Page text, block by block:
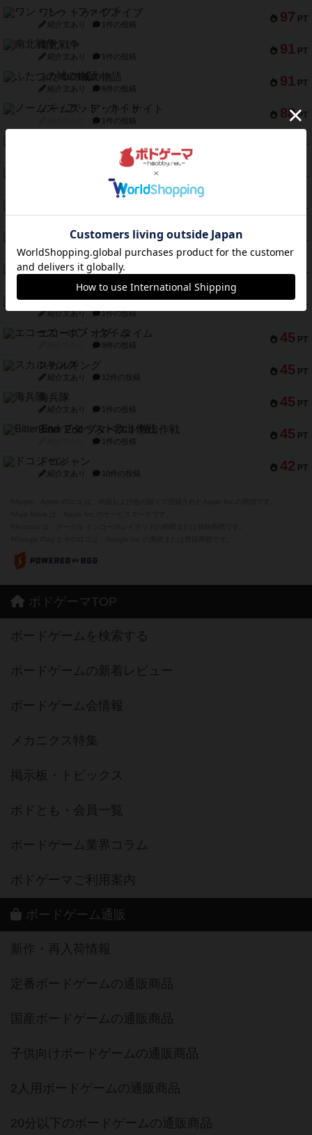
97 PT
ワン・トゥ・ファイブ
紹介文あり 1件の投稿
91 PT
南北戦争
紹介文あり 1件の投稿
91 PT
ふたつの城の物語
紹介文あり 6件の投稿
88 PT
ノームズ・アット・ナイト
1件の投稿
PT
6件の投稿
PT
2件の投稿
PT
紹介文なし 1件の投稿
PT
アンブッシュ！：ムーブアウト！
紹介文あり 1件の投稿
51 PT
キャプテン・フリップ：イスラ・ボンバ
PT
ガルフストライク
紹介文あり 1件の投稿
45 PT
エコーズ・オブ・タイム
8件の投稿
45 PT
スカルキング
紹介文あり 12件の投稿
45 PT
海兵隊
紹介文あり 1件の投稿
45 PT
Bitter End ブタペスト救出作戦
1件の投稿
42 PT
ドコジャン
紹介文あり 10件の投稿
ボドゲーマTOP
ボードゲームを検索する
ボードゲームの新着レビュー
ボードゲーム会情報
メカニクス特集
掲示板・トピックス
ボドとも・会員一覧
ボードゲーム業界コラム
ボドゲーマご利用案内
ボードゲーム通販
新作・再入荷情報
定番ボードゲームの通販商品
国産ボードゲームの通販商品
子供向けボードゲームの通販商品
2人用ボードゲームの通販商品
20分以下のボードゲームの通販商品